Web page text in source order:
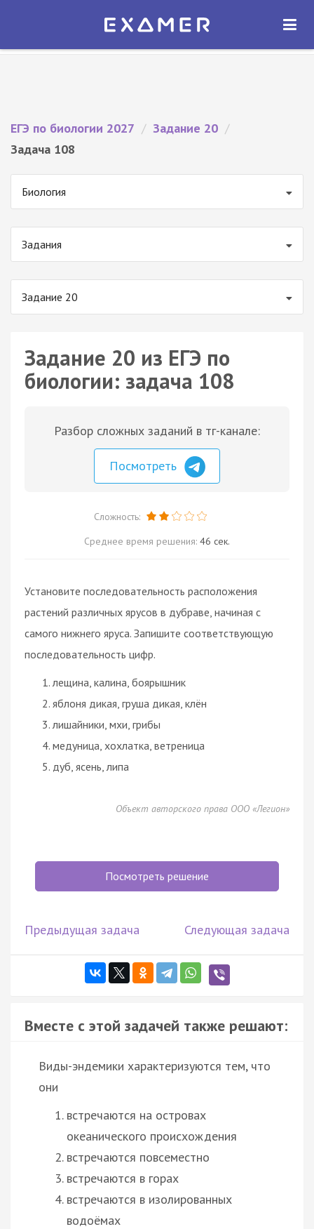
Экзамер — ЕГЭ 2027
ОТКРЫТЬ
ЕГЭ по биологии 2027 / Задание 20 /
Задача 108
Биология
Задания
Задание 20
Задание 20 из ЕГЭ по
биологии: задача 108
Разбор сложных заданий в тг-канале:
Посмотреть
Сложность:
Среднее время решения: 46 сек.
Установите последовательность расположения
растений различных ярусов в дубраве, начиная с
самого нижнего яруса. Запишите соответствующую
последовательность цифр.
лещина, калина, боярышник
яблоня дикая, груша дикая, клён
лишайники, мхи, грибы
медуница, хохлатка, ветреница
дуб, ясень, липа
Объект авторского права ООО «Легион»
Посмотреть решение
Предыдущая задача Следующая задача
Вместе с этой задачей также решают:
Виды-эндемики характеризуются тем, что
они
встречаются на островах
океанического происхождения
встречаются повсеместно
встречаются в горах
встречаются в изолированных
водоёмах